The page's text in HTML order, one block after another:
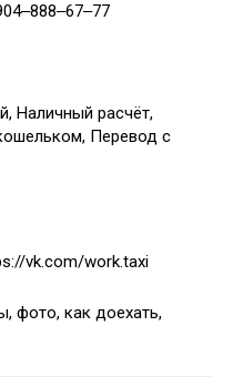
Наличный расчёт,
Перевод с
vk.com/work.taxi
фото, как доехать,